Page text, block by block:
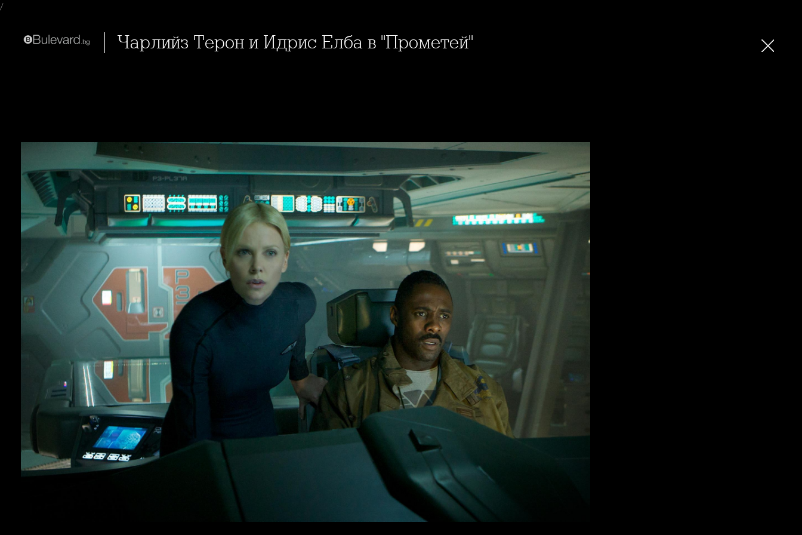
/
Чарлийз Терон и Идрис Елба в "Прометей"